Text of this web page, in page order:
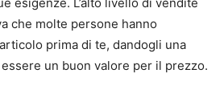
che molte persone hanno
prima di te, dandogli una
un buon valore per il prezzo.